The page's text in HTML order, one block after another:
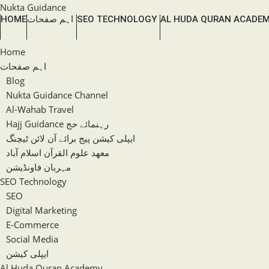
Skip
to
Nukta Guidance
HOMEاہم صفحات SEO TECHNOLOGY AL HUDA QURAN
Home
اہم صفحات
Blog
Nukta Guidance Channel
Al-Wahab Travel
Hajj Guidance رہنمائے حج
ایپلی کیشن پیج برائے آن لائن ٹیچنگ
معھد علوم القرآن اسلام آباد
مہربان فاونڈیشن
SEO Technology
SEO
Digital Marketing
E-Commerce
Social Media
ایپلی کیشن